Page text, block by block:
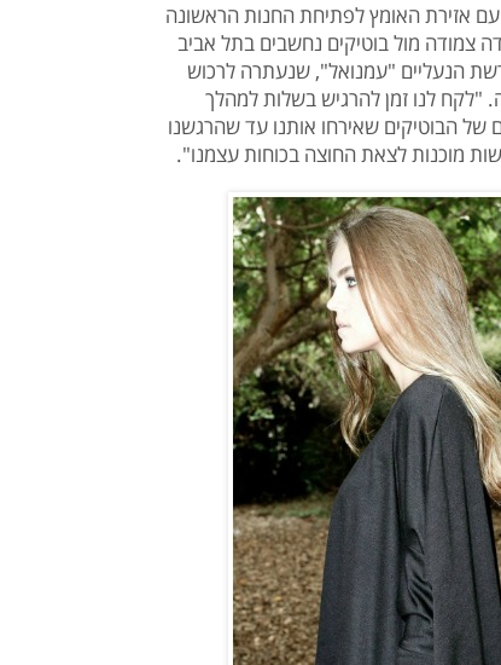
אזירת האומץ לפתיחת החנות הראשונה
צמודה מול בוטיקים נחשבים בתל אביב
ושיתוף פעולה עם רשת הנעליים "עמנואל", שנעתרה לרכוש
"לקח לנו זמן להרגיש בשלות למהלך
הבוטיקים שאירחו אותנו עד שהרגשנו
מוכנות לצאת החוצה בכוחות עצמנו".